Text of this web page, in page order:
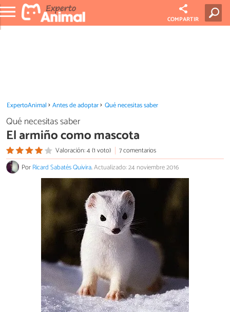
COMPARTIR
ExpertoAnimal Antes de adoptar Qué necesitas saber
Qué necesitas saber
El armiño como mascota
Valoración: 4 (1 voto)
7 comentarios
PorRicard Sabatés Quivira.Actualizado: 24 noviembre 2016